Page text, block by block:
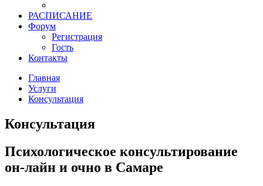
РАСПИСАНИЕ
Форум
Регистрация
Гость
Контакты
Главная
Услуги
Консультация
Консультация
Психологическое консультирование
он-лайн и очно в Самаре